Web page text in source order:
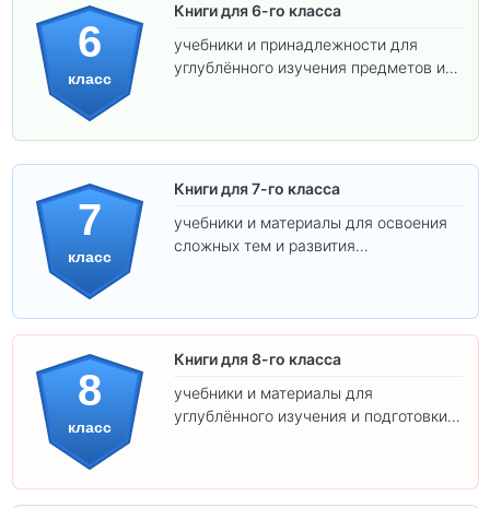
6
класс
Книги для 6-го класса
учебники и принадлежности для
углублённого изучения предметов и
7
класс
Книги для 7-го класса
учебники и материалы для освоения
сложных тем и развития
8
класс
Книги для 8-го класса
учебники и материалы для
углублённого изучения и подготовки к